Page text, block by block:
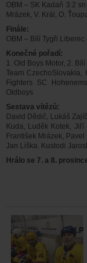
OBM – SK Kadaň 3:2
Mrázek, V. Král, O.
Finále:
OBM – Bílí Tygři Liberec
Konečné pořadí:
1. Old Boys Motor, 2.
Team CzechoSlovakia,
Fighters SC
Oldboys
Sestava vítězů:
David Dědič, Lukáš
Kuda, Luděk Kotek,
František Mrázek,
Jan Liška. Kustodi
Hrálo se 7. a 8.